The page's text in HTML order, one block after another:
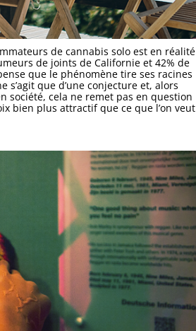
de cannabis solo est en réalité
de joints de Californie et 42% de
que le phénomène tire ses racines
que d’une conjecture et, alors
société, cela ne remet pas en question
bien plus attractif que ce que l’on veut